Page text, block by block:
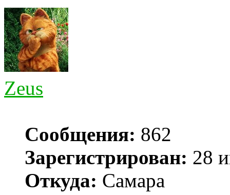
Zeus
Сообщения: 862
Зарегистрирован: 28
Откуда: Самара